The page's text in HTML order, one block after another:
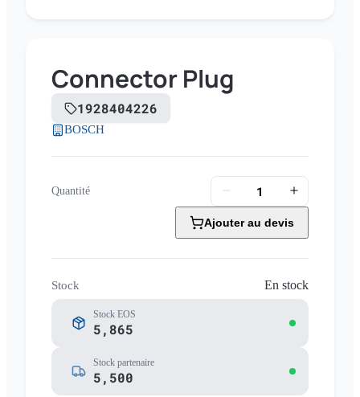
Connector Plug
1928404226
BOSCH
Quantité
Ajouter au devis
Stock En stock
Stock EOS
5,865
Stock partenaire
5,500